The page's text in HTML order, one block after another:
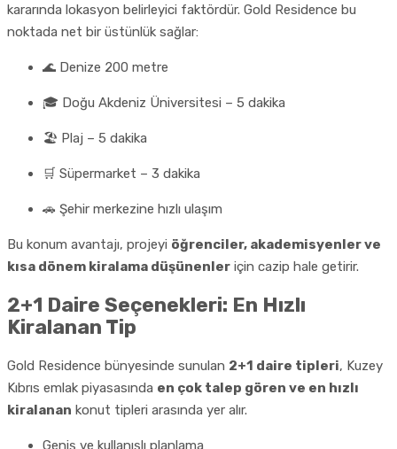
kararında lokasyon belirleyici faktördür. Gold Residence bu
noktada net bir üstünlük sağlar:
🌊 Denize 200 metre
🎓 Doğu Akdeniz Üniversitesi – 5 dakika
🏖️ Plaj – 5 dakika
🛒 Süpermarket – 3 dakika
🚗 Şehir merkezine hızlı ulaşım
Bu konum avantajı, projeyi öğrenciler, akademisyenler ve
kısa dönem kiralama düşünenler için cazip hale getirir.
2+1 Daire Seçenekleri: En Hızlı
Kiralanan Tip
Gold Residence bünyesinde sunulan 2+1 daire tipleri, Kuzey
Kıbrıs emlak piyasasında en çok talep gören ve en hızlı
kiralanan konut tipleri arasında yer alır.
Geniş ve kullanışlı planlama